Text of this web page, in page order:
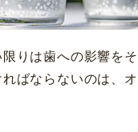
りは歯への影響を
ばならないのは、